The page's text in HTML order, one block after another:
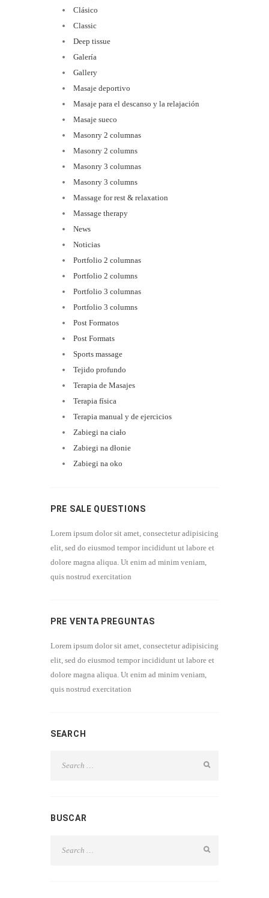
Clásico
Classic
Deep tissue
Galería
Gallery
Masaje deportivo
Masaje para el descanso y la relajación
Masaje sueco
Masonry 2 columnas
Masonry 2 columns
Masonry 3 columnas
Masonry 3 columns
Massage for rest & relaxation
Massage therapy
News
Noticias
Portfolio 2 columnas
Portfolio 2 columns
Portfolio 3 columnas
Portfolio 3 columns
Post Formatos
Post Formats
Sports massage
Tejido profundo
Terapia de Masajes
Terapia física
Terapia manual y de ejercicios
Zabiegi na ciało
Zabiegi na dłonie
Zabiegi na oko
PRE SALE QUESTIONS
Lorem ipsum dolor sit amet, consectetur adipisicing
elit, sed do eiusmod tempor incididunt ut labore et
dolore magna aliqua. Ut enim ad minim veniam,
quis nostrud exercitation
PRE VENTA PREGUNTAS
Lorem ipsum dolor sit amet, consectetur adipisicing
elit, sed do eiusmod tempor incididunt ut labore et
dolore magna aliqua. Ut enim ad minim veniam,
quis nostrud exercitation
SEARCH
BUSCAR